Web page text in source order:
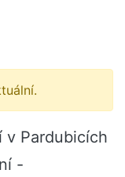
v Pardubicích
-